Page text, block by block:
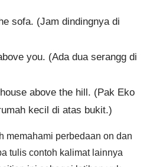
sofa. (Jam dindingnya di
you. (Ada dua serangg di
above the hill. (Pak Eko
kecil di atas bukit.)
memahami perbedaan on dan
tulis contoh kalimat lainnya